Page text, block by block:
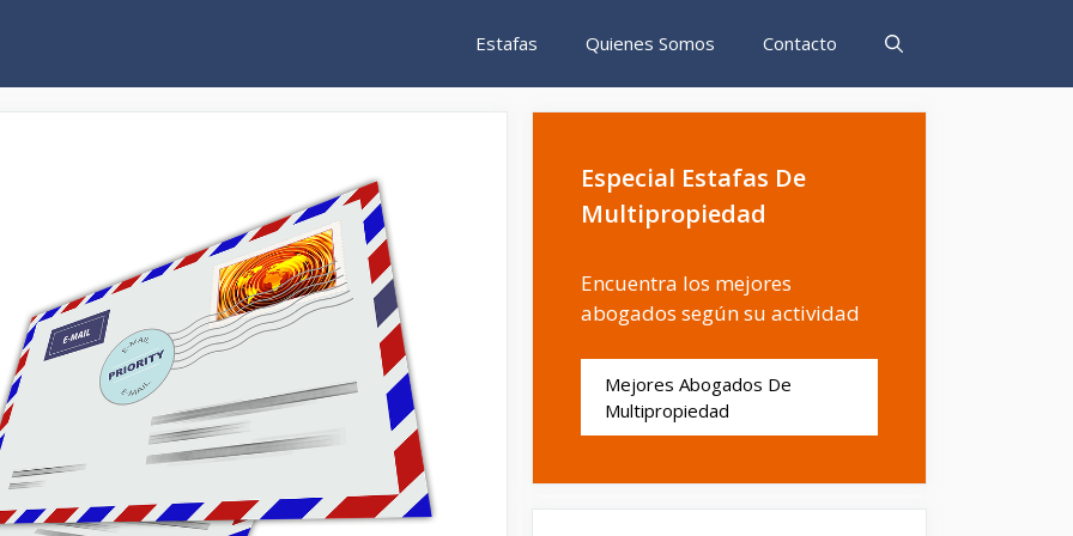
Estafas Quienes Somos Contacto
Especial Estafas De
Multipropiedad
Encuentra los mejores
abogados según su actividad
Mejores Abogados De
Multipropiedad